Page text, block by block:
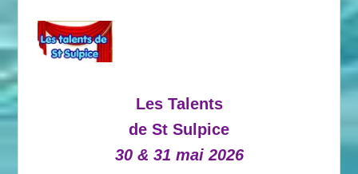
Les Talents
de St Sulpice
30 & 31 mai 2026